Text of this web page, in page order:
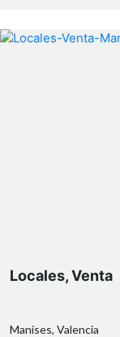
Locales, Venta
Manises, Valencia